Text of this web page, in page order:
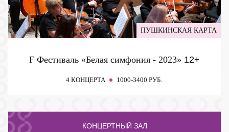
ПУШКИНСКАЯ КАРТА
F Фестиваль «Белая симфония - 2023» 12+
4 КОНЦЕРТА 1000-3400 РУБ.
КОНЦЕРТНЫЙ ЗАЛ